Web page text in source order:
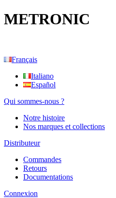
METRONIC
Français
Italiano
Español
Qui sommes-nous ?
Notre histoire
Nos marques et collections
Distributeur
Commandes
Retours
Documentations
Connexion